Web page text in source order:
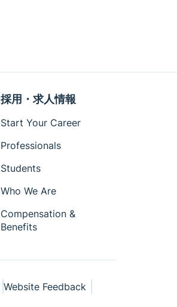
採用・求人情報
Start Your Career
Professionals
Students
Who We Are
Compensation &
Benefits
Website Feedback